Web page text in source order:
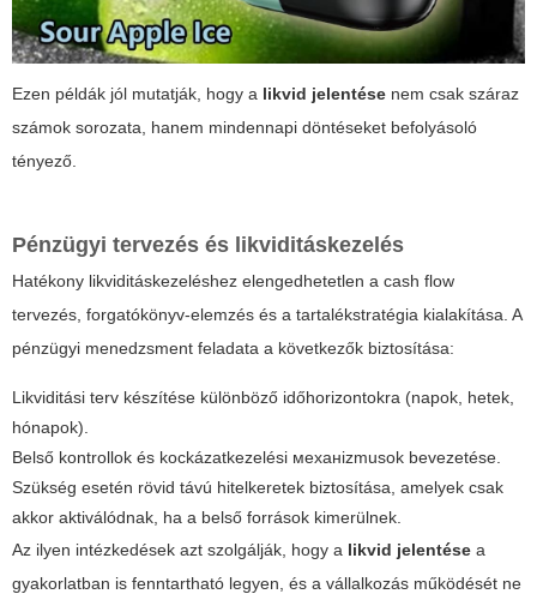
Ezen példák jól mutatják, hogy a likvid jelentése nem csak száraz
számok sorozata, hanem mindennapi döntéseket befolyásoló
tényező.
Pénzügyi tervezés és likviditáskezelés
Hatékony likviditáskezeléshez elengedhetetlen a cash flow
tervezés, forgatókönyv-elemzés és a tartalékstratégia kialakítása. A
pénzügyi menedzsment feladata a következők biztosítása:
Likviditási terv készítése különböző időhorizontokra (napok, hetek,
hónapok).
Belső kontrollok és kockázatkezelési механizmusok bevezetése.
Szükség esetén rövid távú hitelkeretek biztosítása, amelyek csak
akkor aktiválódnak, ha a belső források kimerülnek.
Az ilyen intézkedések azt szolgálják, hogy a likvid jelentése a
gyakorlatban is fenntartható legyen, és a vállalkozás működését ne